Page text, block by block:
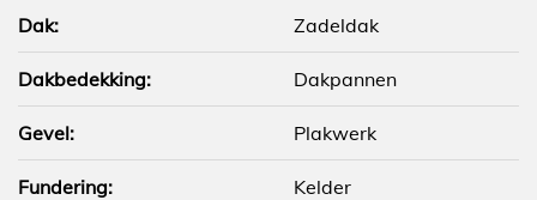
Dak: Zadeldak
Dakbedekking: Dakpannen
Gevel: Plakwerk
Fundering: Kelder